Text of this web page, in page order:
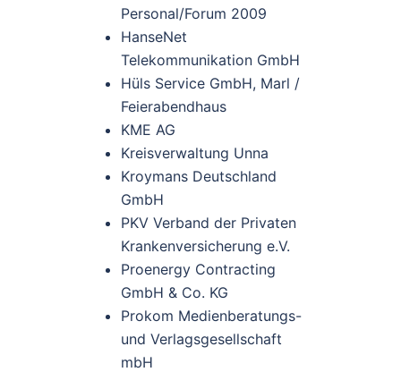
Personal/Forum 2009
HanseNet
Telekommunikation GmbH
Hüls Service GmbH, Marl /
Feierabendhaus
KME AG
Kreisverwaltung Unna
Kroymans Deutschland
GmbH
PKV Verband der Privaten
Krankenversicherung e.V.
Proenergy Contracting
GmbH & Co. KG
Prokom Medienberatungs-
und Verlagsgesellschaft
mbH